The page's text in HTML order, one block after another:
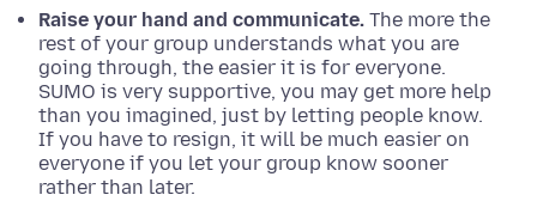
Raise your hand and communicate. The more the
rest of your group understands what you are
going through, the easier it is for everyone.
SUMO is very supportive, you may get more help
than you imagined, just by letting people know.
If you have to resign, it will be much easier on
everyone if you let your group know sooner
rather than later.